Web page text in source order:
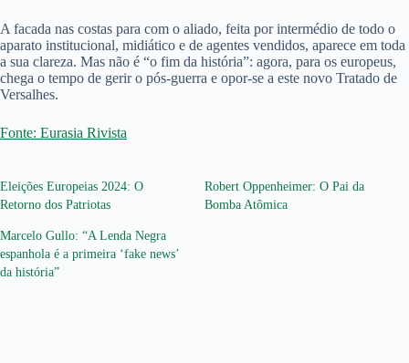
A facada nas costas para com o aliado, feita por intermédio de todo o
aparato institucional, midiático e de agentes vendidos, aparece em toda
a sua clareza. Mas não é “o fim da história”: agora, para os europeus,
chega o tempo de gerir o pós-guerra e opor-se a este novo Tratado de
Versalhes.
Fonte: Eurasia Rivista
Eleições Europeias 2024: O
Retorno dos Patriotas
Robert Oppenheimer: O Pai da
Bomba Atômica
Marcelo Gullo: “A Lenda Negra
espanhola é a primeira ‘fake news’
da história”